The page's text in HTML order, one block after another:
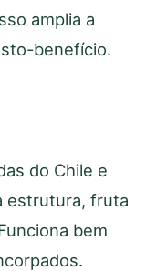
amplia a
benefício.
do Chile e
estrutura, fruta
bem